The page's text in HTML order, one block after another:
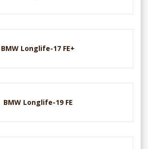
BMW Longlife-17 FE+
BMW Longlife-19 FE